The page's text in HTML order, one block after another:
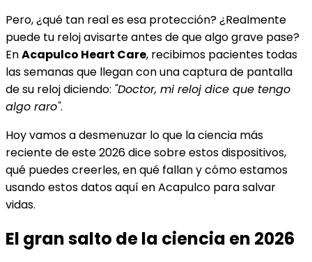
Pero, ¿qué tan real es esa protección? ¿Realmente
puede tu reloj avisarte antes de que algo grave pase?
EnAcapulco Heart Care, recibimos pacientes todas
las semanas que llegan con una captura de pantalla
de su reloj diciendo: "Doctor, mi reloj dice que tengo
algo raro".
Hoy vamos a desmenuzar lo que la ciencia más
reciente de este 2026 dice sobre estos dispositivos,
qué puedes creerles, en qué fallan y cómo estamos
usando estos datos aquí en Acapulco para salvar
vidas.
El gran salto de la ciencia en 2026